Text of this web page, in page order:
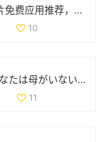
全新看片免费应用推荐，畅享海量高清影视资源
10
了解“あなたは母がいない”的深层含义与情感解析
11